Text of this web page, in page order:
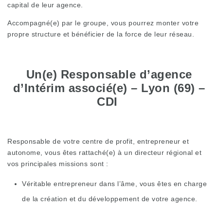
capital de leur agence.
Accompagné(e) par le groupe, vous pourrez monter votre
propre structure et bénéficier de la force de leur réseau.
Un(e) Responsable d’agence
d’Intérim associé(e) – Lyon (69) –
CDI
Responsable de votre centre de profit, entrepreneur et
autonome, vous êtes rattaché(e) à un directeur régional et
vos principales missions sont :
Véritable entrepreneur dans l’âme, vous êtes en charge
de la création et du développement de votre agence.